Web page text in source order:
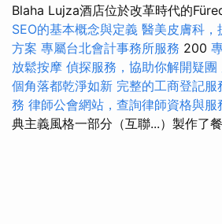
Blaha Lujza酒店位於改革時代的
SEO的基本概念與定義 醫美皮膚科，
方案 專屬台北會計事務所服務 200
放鬆按摩 偵探服務，協助你解開疑團
個角落都乾淨如新 完整的工商登記
務 律師公會網站，查詢律師資格與服
典主義風格一部分（互聯...）製作了